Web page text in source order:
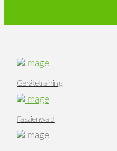
Gerätetraining
Faszienwald